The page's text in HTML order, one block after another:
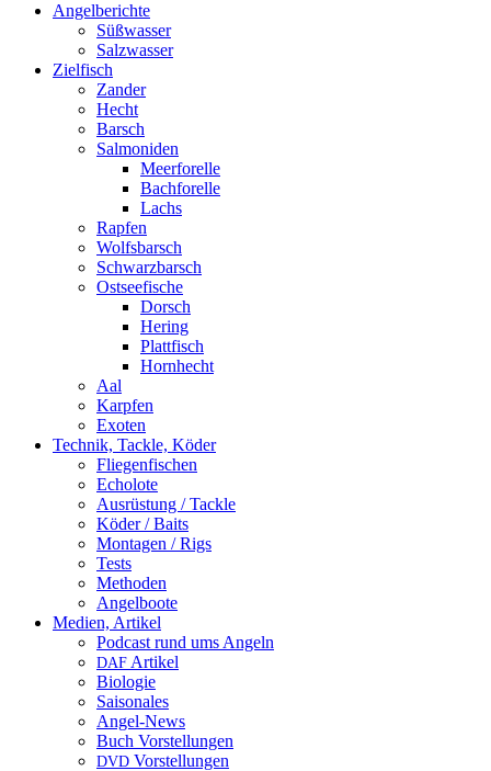
Angelberichte
Süßwasser
Salzwasser
Zielfisch
Zander
Hecht
Barsch
Salmoniden
Meerforelle
Bachforelle
Lachs
Rapfen
Wolfsbarsch
Schwarzbarsch
Ostseefische
Dorsch
Hering
Plattfisch
Hornhecht
Aal
Karpfen
Exoten
Technik, Tackle, Köder
Fliegenfischen
Echolote
Ausrüstung / Tackle
Köder / Baits
Montagen / Rigs
Tests
Methoden
Angelboote
Medien, Artikel
Podcast rund ums Angeln
DAF Artikel
Biologie
Saisonales
Angel-News
Buch Vorstellungen
DVD Vorstellungen